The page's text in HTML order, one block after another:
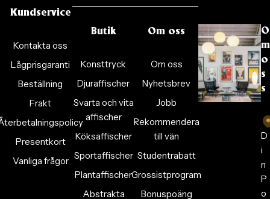
Kundservice
Kontakta oss
Lågprisgaranti
Beställning
Frakt
Presentkort
Vanliga frågor
Butik
Konsttryck
Djuraffischer
Svarta och vita
affischer
Köksaffischer
Sportaffischer
Plantaffischer
Abstrakta
Om oss
Om oss
Nyhetsbrev
Jobb
Rekommendera
till vän
Studentrabatt
Grossistprogram
Bonuspoäng
O
m
o
s
s
D
i
n
P
o